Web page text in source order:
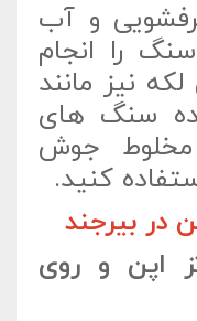
و آب
را انجام
نیز مانند
سنگ های
جوش
کنید.
در بیرجند
اپن و روی